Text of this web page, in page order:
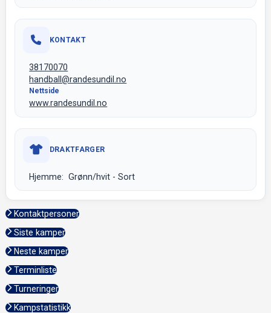
KONTAKT
38170070
handball@randesundil.no
Nettside
www.randesundil.no
DRAKTFARGER
Hjemme: Grønn/hvit - Sort
Kontaktpersoner
Siste kamper
Neste kamper
Terminliste
Turneringer
Kampstatistikk